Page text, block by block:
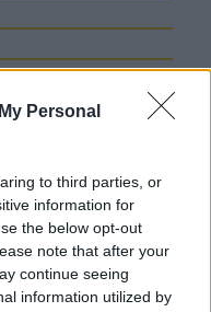
Personal
to third parties, or
information for
the below opt-out
note that after your
continue seeing
information utilized by